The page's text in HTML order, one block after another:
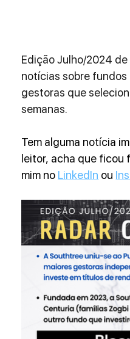
Edição Julho/2024
notícias sobre
gestoras que
semanas.
Tem alguma notícia
leitor, acha que ficou
mim no LinkedIn ou